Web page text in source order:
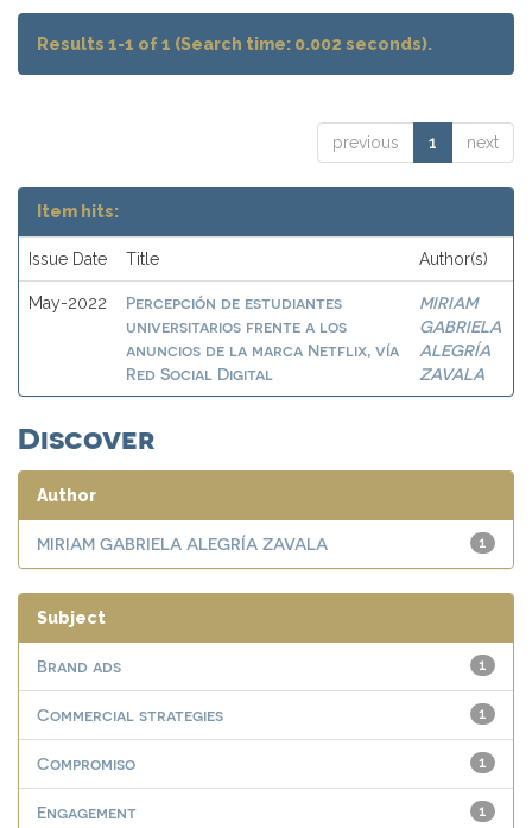
Results 1-1 of 1 (Search time: 0.002 seconds).
previous 1 next
Item hits:
Issue Date Title Author(s)
May-2022
Percepción de estudiantes
universitarios frente a los
anuncios de la marca Netflix, vía
Red Social Digital
MIRIAM
GABRIELA
ALEGRÍA
ZAVALA
Discover
Author
1
MIRIAM GABRIELA ALEGRÍA ZAVALA
Subject
1
Brand ads
1
Commercial strategies
1
Compromiso
1
Engagement